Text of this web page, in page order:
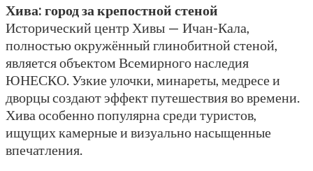
Хива: город за крепостной стеной
Исторический центр Хивы — Ичан-Кала,
полностью окружённый глинобитной стеной,
является объектом Всемирного наследия
ЮНЕСКО. Узкие улочки, минареты, медресе и
дворцы создают эффект путешествия во времени.
Хива особенно популярна среди туристов,
ищущих камерные и визуально насыщенные
впечатления.